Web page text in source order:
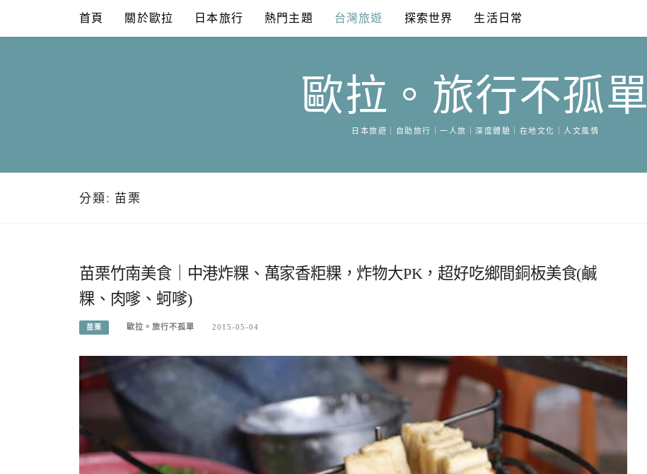
content
首頁 關於歐拉 日本旅行 熱門主題 台灣旅遊 探索世界 生活日常
歐拉。旅行不孤單
日本旅遊｜自助旅行｜一人旅｜深度體驗｜在地文化｜人文風情
分類: 苗栗
苗栗竹南美食｜中港炸粿、萬家香粔粿，炸物大PK，超好吃鄉間銅板美食(鹹
粿、肉嗲、蚵嗲)
苗栗 歐拉。旅行不孤單 2015-05-04